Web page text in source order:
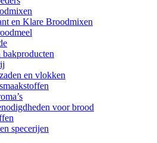
en Klare Broodmixen
bakproducten
en vlokken
voor brood
specerijen